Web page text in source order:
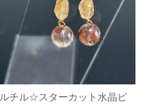
ルチル☆スターカット水晶ピ